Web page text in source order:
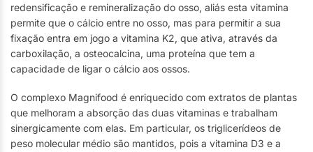
redensificação e remineralização do osso, aliás esta vitamina
permite que o cálcio entre no osso, mas para permitir a sua
fixação entra em jogo a vitamina K2, que ativa, através da
carboxilação, a osteocalcina, uma proteína que tem a
capacidade de ligar o cálcio aos ossos.
O complexo Magnifood é enriquecido com extratos de plantas
que melhoram a absorção das duas vitaminas e trabalham
sinergicamente com elas. Em particular, os triglicerídeos de
peso molecular médio são mantidos, pois a vitamina D3 e a